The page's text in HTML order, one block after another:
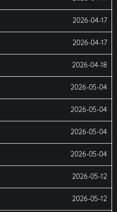
2026-04-17
2026-04-17
2026-04-18
2026-05-04
2026-05-04
2026-05-04
2026-05-04
2026-05-12
2026-05-12